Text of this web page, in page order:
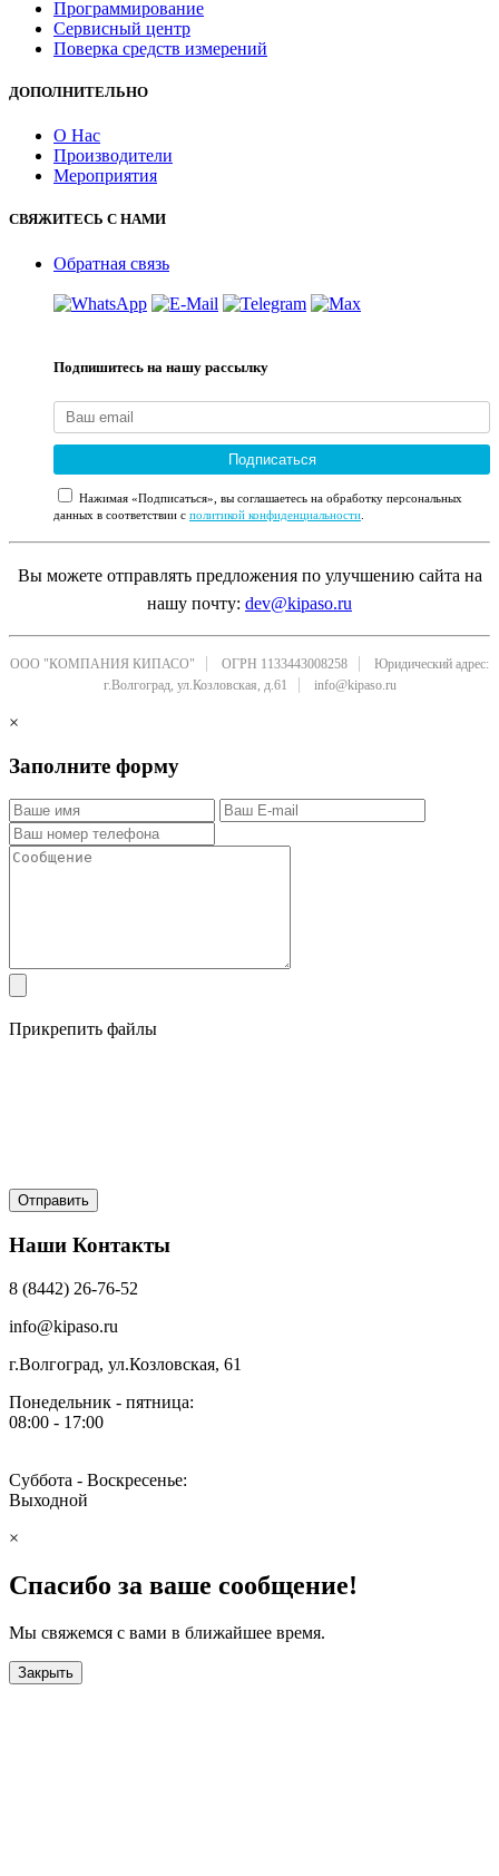
Программирование
Сервисный центр
Поверка средств измерений
ДОПОЛНИТЕЛЬНО
О Нас
Производители
Мероприятия
СВЯЖИТЕСЬ С НАМИ
Обратная связь
Подпишитесь на нашу рассылку
Подписаться
Нажимая «Подписаться», вы соглашаетесь на обработку персональных
данных в соответствии с политикой конфиденциальности
Вы можете отправлять предложения по улучшению сайта на
нашу почту: dev@kipaso.ru
ООО "КОМПАНИЯ КИПАСО" ОГРН 1133443008258
Юридический адрес:
г.Волгоград, ул.Козловская, д.61
info@kipaso.ru
×
Заполните форму
Прикрепить файлы
Наши Контакты
8 (8442) 26-76-52
info@kipaso.ru
г.Волгоград, ул.Козловская, 61
Понедельник - пятница:
08:00 - 17:00
Суббота - Воскресенье:
Выходной
×
Спасибо за ваше сообщение!
Мы свяжемся с вами в ближайшее время.
Закрыть